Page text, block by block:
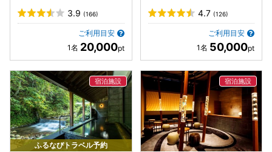
3.9 (166)
ご利用目安
20,000
4.7 (126)
ご利用目安
50,000
ふるなびトラベル予約